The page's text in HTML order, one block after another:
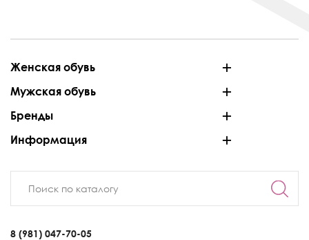
Женская обувь
Мужская обувь
Бренды
Информация
8 (981) 047-70-05